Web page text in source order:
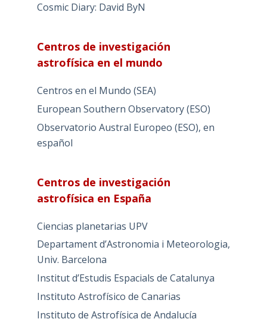
Cosmic Diary: David ByN
Centros de investigación
astrofísica en el mundo
Centros en el Mundo (SEA)
European Southern Observatory (ESO)
Observatorio Austral Europeo (ESO), en
español
Centros de investigación
astrofísica en España
Ciencias planetarias UPV
Departament d’Astronomia i Meteorologia,
Univ. Barcelona
Institut d’Estudis Espacials de Catalunya
Instituto Astrofísico de Canarias
Instituto de Astrofísica de Andalucía